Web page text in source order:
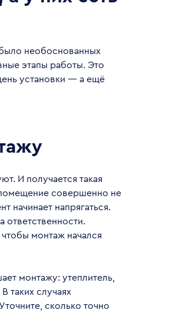
необоснованных
этапы работы. Это
установки — а ещё
И получается такая
совершенно не
начинает напрягаться.
ответственности.
чтобы монтаж начался
монтажу: утеплитель,
таких случаях
сколько точно